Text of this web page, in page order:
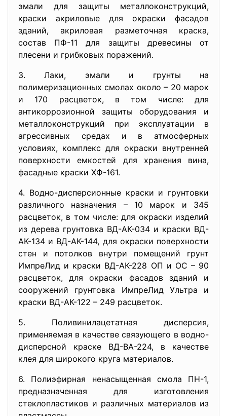
эмали для защиты металлоконструкций,
краски акриловые для окраски фасадов
зданий, акриловая разметочная краска,
состав ПФ-11 для защиты древесины от
плесени и грибковых поражений.
3. Лаки, эмали и грунты на
полимеризационных смолах около – 20 марок
и 170 расцветок, в том числе: для
антикоррозионной защиты оборудования и
металлоконструкций при эксплуатации в
агрессивных средах и в атмосферных
условиях, комплекс для окраски внутренней
поверхности емкостей для хранения вина,
фасадные краски ХФ-161.
4. Водно-дисперсионные краски и грунтовки
различного назначения – 10 марок и 345
расцветок, в том числе: для окраски изделий
из дерева грунтовка ВД-АК-034 и краски ВД-
АК-134 и ВД-АК-144, для окраски поверхности
стен и потолков внутри помещений грунт
ИмпреЛид и краски ВД-АК-228 ОП и ОС – 90
расцветок, для окраски фасадов зданий и
сооружений грунтовка ИмпреЛид Ультра и
краски ВД-АК-122 – 249 расцветок.
5. Поливинилацетатная дисперсия,
применяемая в качестве связующего в водно-
дисперсной краске ВД-ВА-224, в качестве
клея для широкого круга материалов.
6. Полиэфирная ненасыщенная смола ПН-1,
предназначенная для изготовления
стеклопластиков и различных материалов из